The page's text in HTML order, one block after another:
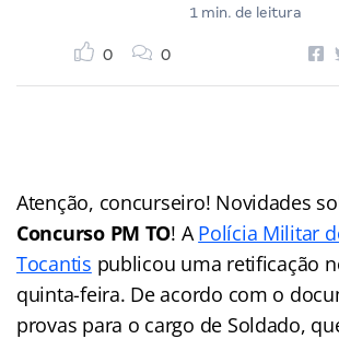
1 min. de leitura
0 0
Atenção, concurseiro! Novidades
Concurso PM TO! APolícia Militar
Tocantis publicou uma retificação
quinta-feira. De acordo com o
provas para o cargo de Soldado,